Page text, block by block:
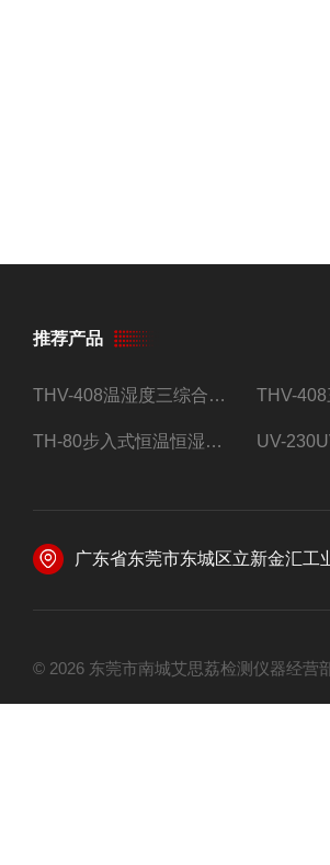
推荐产品
THV-408温湿度三综合试验箱
TH-80步入式恒温恒湿试验房
广东省东莞市东城区立新金汇工
© 2026 东莞市南城艾思荔检测仪器经